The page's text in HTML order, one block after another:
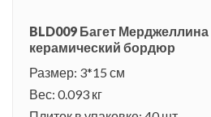
BLD009 Багет
керамический бордюр
Размер: 3*15 см
Вес: 0.093 кг